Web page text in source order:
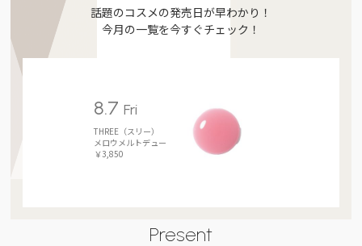
話題のコスメの発売日が早わかり！
今月の一覧を今すぐチェック！
8.7Fri
THREE（スリー）
メロウメルトデュー
￥3,850
Present